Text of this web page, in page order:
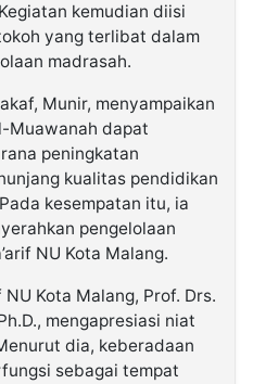
kemudian diisi
yang terlibat dalam
madrasah.
Munir, menyampaikan
Muawanah dapat
peningkatan
kualitas pendidikan
kesempatan itu, ia
pengelolaan
NU Kota Malang.
NU Kota Malang, Prof. Drs.
mengapresiasi niat
dia, keberadaan
sebagai tempat